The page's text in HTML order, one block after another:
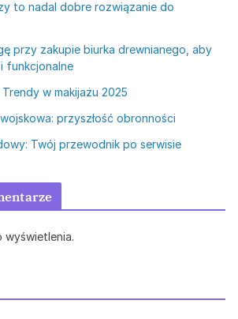
to nadal dobre rozwiązanie do
przy zakupie biurka drewnianego, aby
funkcjonalne
w makijażu 2025
przyszłość obronności
Twój przewodnik po serwisie
wyświetlenia.